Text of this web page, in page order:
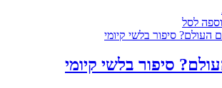
לסל
סיפור בלשי קיומי